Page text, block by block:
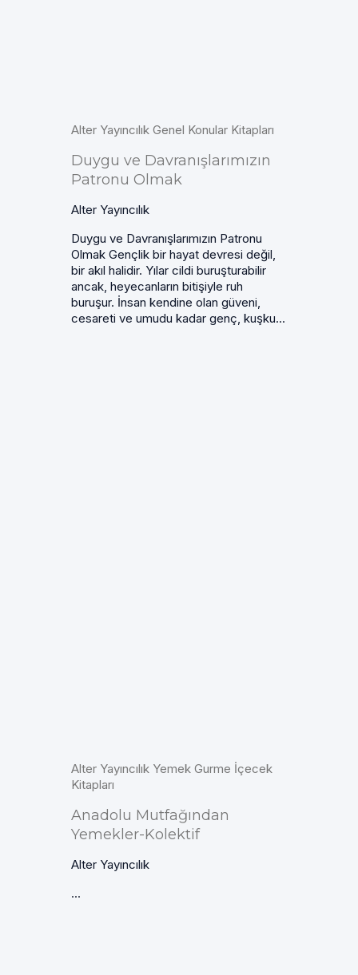
Alter Yayıncılık Genel Konular Kitapları
Duygu ve Davranışlarımızın
Patronu Olmak
Alter Yayıncılık
Duygu ve Davranışlarımızın Patronu
Olmak Gençlik bir hayat devresi değil,
bir akıl halidir. Yılar cildi buruşturabilir
ancak, heyecanların bitişiyle ruh
buruşur. İnsan kendine olan güveni,
cesareti ve umudu kadar genç, kuşku...
Alter Yayıncılık Yemek Gurme İçecek
Kitapları
Anadolu Mutfağından
Yemekler-Kolektif
Alter Yayıncılık
...